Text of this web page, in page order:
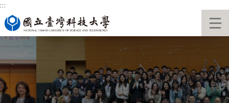
跳
到
主
要
內
區
:::
國立臺灣科技大學首頁